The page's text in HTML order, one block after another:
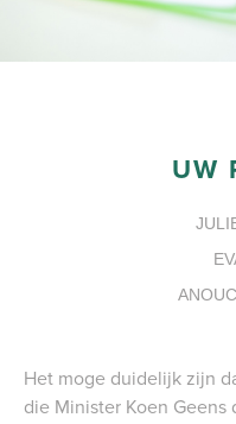
UW
Het moge duidelijk zijn
die Minister Koen